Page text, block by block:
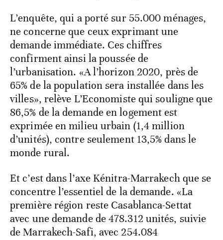
L’enquête, qui a porté sur 55.000 ménages,
ne concerne que ceux exprimant une
demande immédiate. Ces chiffres
confirment ainsi la poussée de
l’urbanisation. «A l’horizon 2020, près de
65% de la population sera installée dans les
villes», relève L’Economiste qui souligne que
86,5% de la demande en logement est
exprimée en milieu urbain (1,4 million
d’unités), contre seulement 13,5% dans le
monde rural.
Et c’est dans l’axe Kénitra-Marrakech que se
concentre l’essentiel de la demande. «La
première région reste Casablanca-Settat
avec une demande de 478.312 unités, suivie
de Marrakech-Safi, avec 254.084